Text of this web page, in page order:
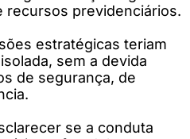
recursos previdenciários.
estratégicas teriam
sem a devida
de segurança, de
se a conduta